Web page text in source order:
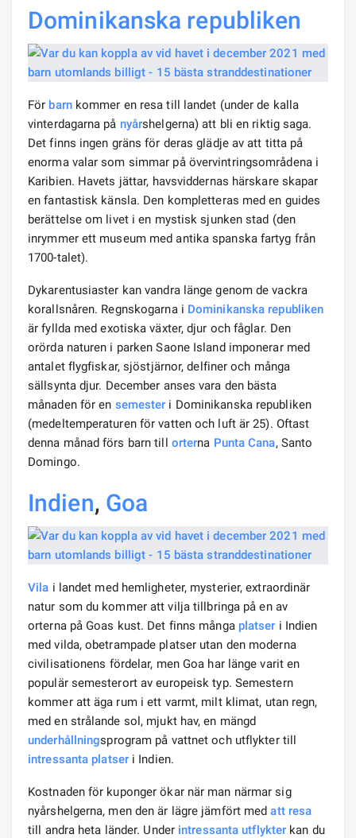
Dominikanska republiken
För barnkommer en resa till landet (under de kalla
vinterdagarna på nyårshelgerna) att bli en riktig saga.
Det finns ingen gräns för deras glädje av att titta på
enorma valar som simmar på övervintringsområdena i
Karibien. Havets jättar, havsviddernas härskare skapar
en fantastisk känsla. Den kompletteras med en guides
berättelse om livet i en mystisk sjunken stad (den
inrymmer ett museum med antika spanska fartyg från
1700-talet).
Dykarentusiaster kan vandra länge genom de vackra
korallsnåren. Regnskogarna i Dominikanska republiken
är fyllda med exotiska växter, djur och fåglar. Den
orörda naturen i parken Saone Island imponerar med
antalet flygfiskar, sjöstjärnor, delfiner och många
sällsynta djur. December anses vara den bästa
månaden för en semester i Dominikanska republiken
(medeltemperaturen för vatten och luft är 25). Oftast
denna månad förs barn till orterna Punta Cana, Santo
Domingo.
Indien, Goa
Vila i landet med hemligheter, mysterier, extraordinär
natur som du kommer att vilja tillbringa på en av
orterna på Goas kust. Det finns många platser i Indien
med vilda, obetrampade platser utan den moderna
civilisationens fördelar, men Goa har länge varit en
populär semesterort av europeisk typ. Semestern
kommer att äga rum i ett varmt, milt klimat, utan regn,
med en strålande sol, mjukt hav, en mängd
underhållningsprogram på vattnet och utflykter till
intressanta platseri Indien.
Kostnaden för kuponger ökar när man närmar sig
nyårshelgerna, men den är lägre jämfört medatt resa
till andra heta länder. Under intressanta utflykter kan du